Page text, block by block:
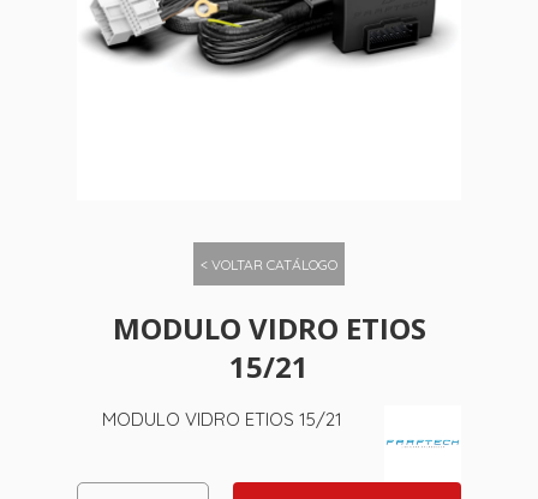
< VOLTAR CATÁLOGO
MODULO VIDRO ETIOS
15/21
MODULO VIDRO ETIOS 15/21